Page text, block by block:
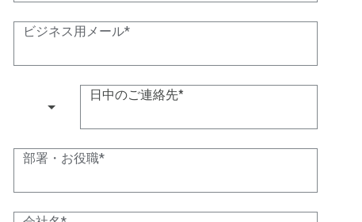
ビジネス用メール
日中のご連絡先
部署・お役職